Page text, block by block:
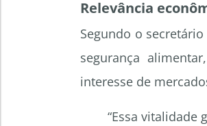
Relevância
Segundo o
segurança
interesse de
“Essa